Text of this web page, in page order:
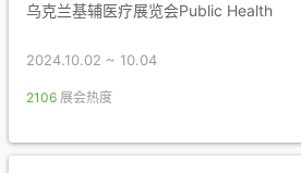
乌克兰基辅医疗展览会Public Health
2024.10.02 ~ 10.04
2106 展会热度